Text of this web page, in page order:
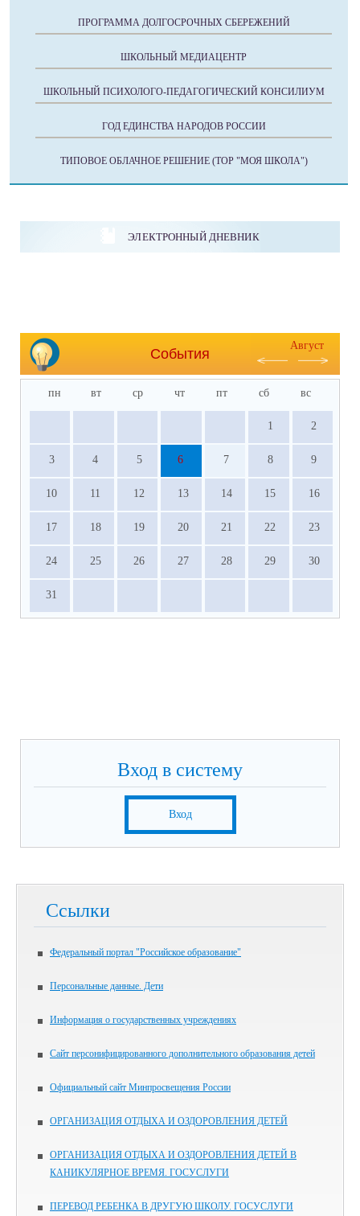
ПРОГРАММА ДОЛГОСРОЧНЫХ СБЕРЕЖЕНИЙ
ШКОЛЬНЫЙ МЕДИАЦЕНТР
ШКОЛЬНЫЙ ПСИХОЛОГО-ПЕДАГОГИЧЕСКИЙ КОНСИЛИУМ
ГОД ЕДИНСТВА НАРОДОВ РОССИИ
ТИПОВОЕ ОБЛАЧНОЕ РЕШЕНИЕ (ТОР "МОЯ ШКОЛА")
ЭЛЕКТРОННЫЙ ДНЕВНИК
События
Август
пн вт ср чт пт сб вс
1 2
3 4 5 6 7 8 9
10 11 12 13 14 15 16
17 18 19 20 21 22 23
24 25 26 27 28 29 30
31
Вход в систему
Вход
Ссылки
Федеральный портал "Российское образование"
Персональные данные. Дети
Информация о государственных учреждениях
Сайт персонифицированного дополнительного образования детей
Официальный сайт Минпросвещения России
ОРГАНИЗАЦИЯ ОТДЫХА И ОЗДОРОВЛЕНИЯ ДЕТЕЙ
ОРГАНИЗАЦИЯ ОТДЫХА И ОЗДОРОВЛЕНИЯ ДЕТЕЙ В
КАНИКУЛЯРНОЕ ВРЕМЯ. ГОСУСЛУГИ
ПЕРЕВОД РЕБЕНКА В ДРУГУЮ ШКОЛУ. ГОСУСЛУГИ